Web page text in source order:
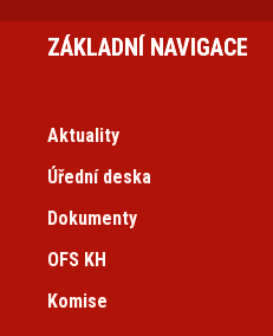
ZÁKLADNÍ NAVIGACE
Aktuality
Úřední deska
Dokumenty
OFS KH
Komise